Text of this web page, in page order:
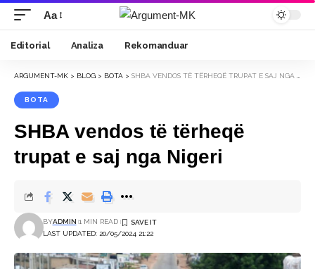
Font
Resizer
Aa
Editorial Analiza Rekomanduar
ARGUMENT-MK > BLOG > BOTA > SHBA VENDOS TË TËRHEQË TRUPAT E SAJ NGA NIGERI
BOTA
SHBA vendos të tërheqë
trupat e saj nga Nigeri
LAST UPDATED: 20/05/2024 21:22
BYADMIN 1 MIN READ